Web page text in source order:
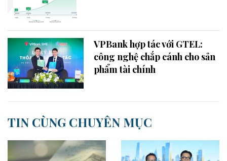
VPBank hợp tác với GTEL:
công nghệ chắp cánh cho sản
phẩm tài chính
TIN CÙNG CHUYÊN MỤC